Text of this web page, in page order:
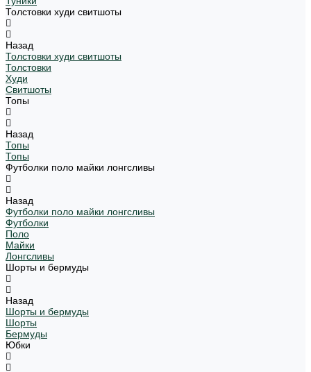
Толстовки худи свитшоты
Назад
Толстовки худи свитшоты
Толстовки
Худи
Свитшоты
Топы
Назад
Топы
Топы
Футболки поло майки лонгсливы
Назад
Футболки поло майки лонгсливы
Футболки
Поло
Майки
Лонгсливы
Шорты и бермуды
Назад
Шорты и бермуды
Шорты
Бермуды
Юбки